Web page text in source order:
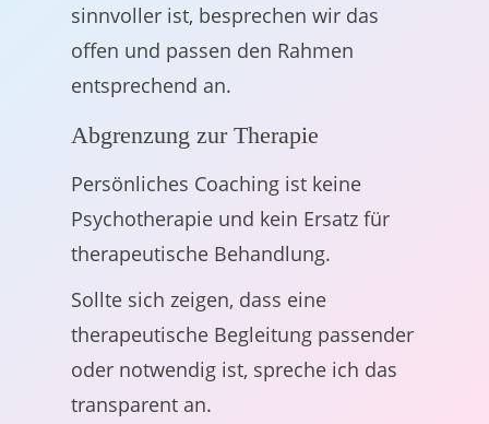
sinnvoller ist, besprechen wir das
offen und passen den Rahmen
entsprechend an.
Abgrenzung zur Therapie
Persönliches Coaching ist keine
Psychotherapie und kein Ersatz für
therapeutische Behandlung.
Sollte sich zeigen, dass eine
therapeutische Begleitung passender
oder notwendig ist, spreche ich das
transparent an.